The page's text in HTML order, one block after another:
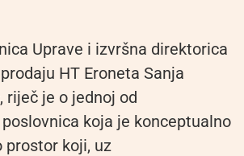
Uprave i izvršna direktorica
HT Eroneta Sanja
riječ je o jednoj od
koja je konceptualno
prostor koji, uz